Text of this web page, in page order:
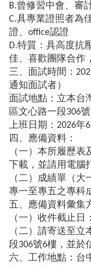
B.曾修習中會、審
C.具專業證照者為
證、office認證
D.特質：具高度抗
佳、喜歡團隊合作
三、面試時間：
通知面試者）
面試地點：立本台
區文心路一段306號
上班日期：2026年
四、應備資料：
（一）本所履歷表
下載，並請用電腦
（二）成績單（
專一至專五之專科
五、應備資料彙集
（一）收件截止日
（二）請寄送至
段306號6樓，並於
六、工作地點：台